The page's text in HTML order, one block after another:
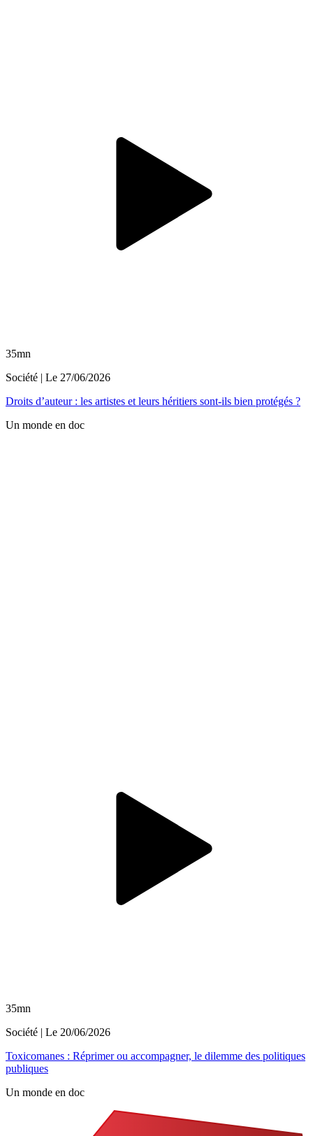
35mn
Société | Le 27/06/2026
Droits d’auteur : les artistes et leurs héritiers sont-ils bien protégés ?
Un monde en doc
35mn
Société | Le 20/06/2026
Toxicomanes : Réprimer ou accompagner, le dilemme des politiques
publiques
Un monde en doc